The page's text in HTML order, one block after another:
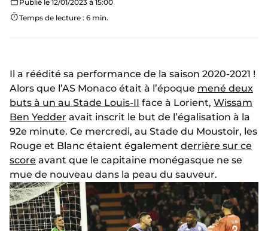
Publié le 12/01/2023 à 15:00
Temps de lecture : 6 min.
Il a réédité sa performance de la saison 2020-2021 !
Alors que l’AS Monaco était à l’époque mené deux
buts à un au Stade Louis-II face à Lorient, Wissam
Ben Yedder avait inscrit le but de l’égalisation à la
92e minute. Ce mercredi, au Stade du Moustoir, les
Rouge et Blanc étaient également derrière sur ce
score avant que le capitaine monégasque ne se
mue de nouveau dans la peau du sauveur.